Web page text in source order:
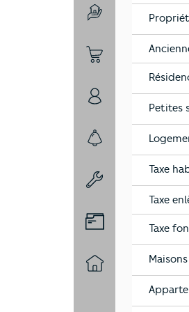
4-Education
5-Commerces
6-Politique
7-Sécurité
8-Chauffage
9-Diagnostic risques
10-Logement
Petites
Taxe
Taxe
Taxe
Maisons